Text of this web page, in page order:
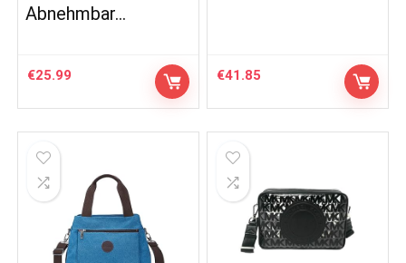
Abnehmbar…
€25.99 €41.85